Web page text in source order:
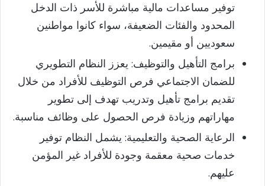
توفير مساعدات مالية مباشرة للأسر ذات الدخل
المحدود والفئات الضعيفة، سواء كانوا مواطنين
سعوديين أو مقيمين.
برامج التأهيل والتوظيف: يعزز النظام التطويري
للضمان الاجتماعي فرص التوظيف للأفراد من خلال
تقديم برامج تأهيل وتدريب تهدف إلى تطوير
مهاراتهم وزيادة فرص الحصول على وظائف مناسبة.
الرعاية الصحية والتعليمية: يشمل النظام توفير
خدمات صحية معقمة وجودة للأفراد غير المؤمن
عليهم.